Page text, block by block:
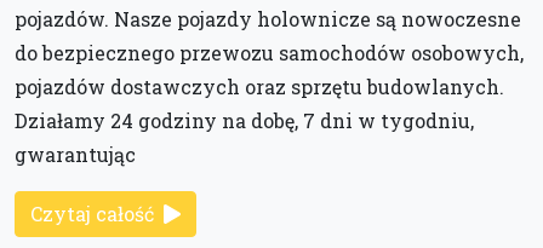
pojazdów. Nasze pojazdy holownicze są nowoczesne
do bezpiecznego przewozu samochodów osobowych,
pojazdów dostawczych oraz sprzętu budowlanych.
Działamy 24 godziny na dobę, 7 dni w tygodniu,
gwarantując
Czytaj całość